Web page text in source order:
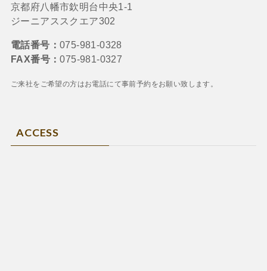
京都府八幡市欽明台中央1-1
ジーニアススクエア302
電話番号： 075-981-0328
FAX番号：075-981-0327
ご来社をご希望の方はお電話にて事前予約をお願い致します。
ACCESS